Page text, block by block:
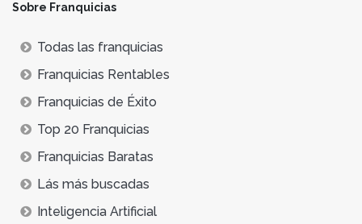
Sobre Franquicias
Todas las franquicias
Franquicias Rentables
Franquicias de Éxito
Top 20 Franquicias
Franquicias Baratas
Lás más buscadas
Inteligencia Artificial